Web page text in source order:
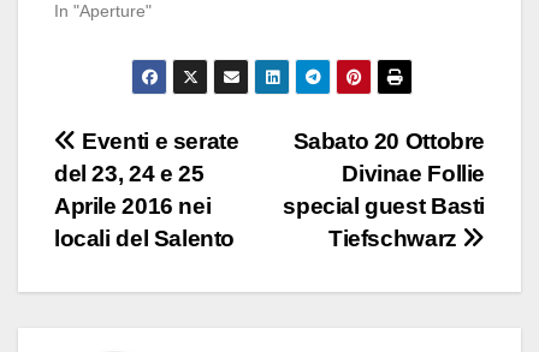
In "Aperture"
Navigazione
articoli
Sabato 20 Ottobre
Divinae Follie
special guest Basti
Tiefschwarz
Eventi e serate
del 23, 24 e 25
Aprile 2016 nei
locali del Salento